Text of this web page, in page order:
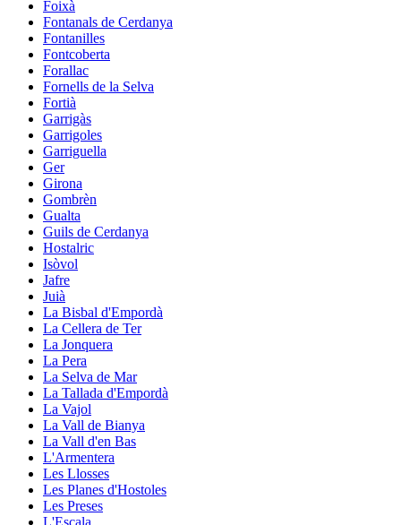
Foixà
Fontanals de Cerdanya
Fontanilles
Fontcoberta
Forallac
Fornells de la Selva
Fortià
Garrigàs
Garrigoles
Garriguella
Ger
Girona
Gombrèn
Gualta
Guils de Cerdanya
Hostalric
Isòvol
Jafre
Juià
La Bisbal d'Empordà
La Cellera de Ter
La Jonquera
La Pera
La Selva de Mar
La Tallada d'Empordà
La Vajol
La Vall de Bianya
La Vall d'en Bas
L'Armentera
Les Llosses
Les Planes d'Hostoles
Les Preses
L'Escala